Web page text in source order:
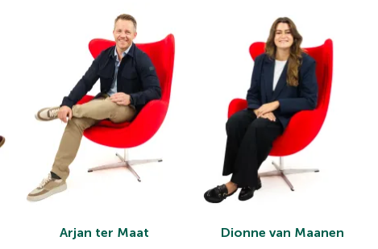
Arjan ter Maat
Dionne van Maanen